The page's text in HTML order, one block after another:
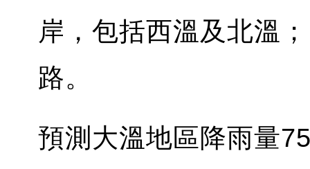
岸，包括西溫及北溫
路。
預測大溫地區降雨量